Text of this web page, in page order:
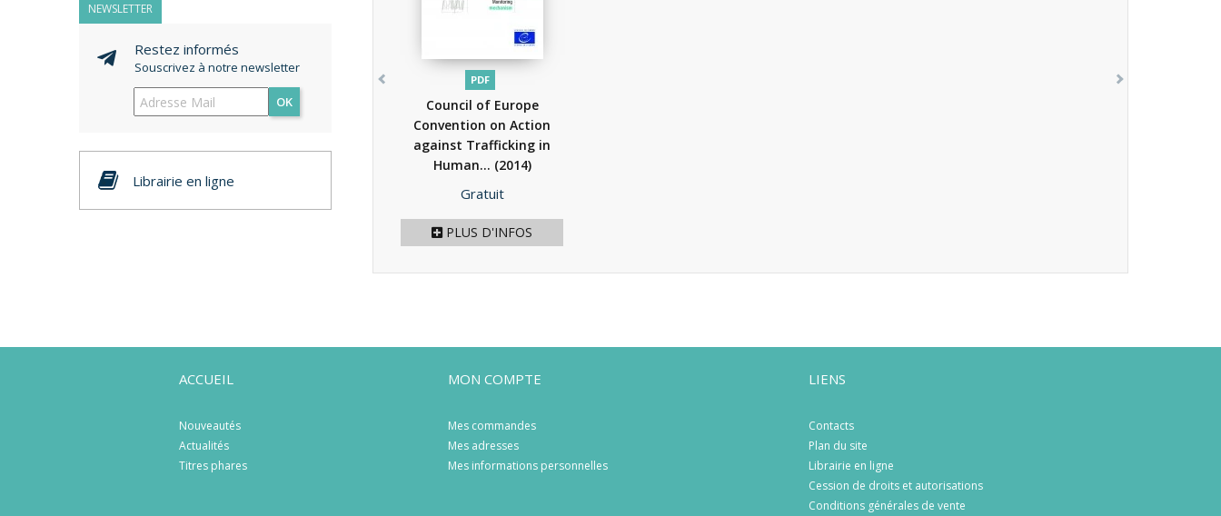
NEWSLETTER
Restez informés
Souscrivez à notre newsletter
OK
Librairie en ligne
PDF
Council of Europe
Convention on Action
against Trafficking in
Human... (2014)
Prix
Gratuit
PLUS D'INFOS
ACCUEIL
Nouveautés
Actualités
Titres phares
MON COMPTE
Mes commandes
Mes adresses
Mes informations personnelles
LIENS
Contacts
Plan du site
Librairie en ligne
Cession de droits et autorisations
Conditions générales de vente